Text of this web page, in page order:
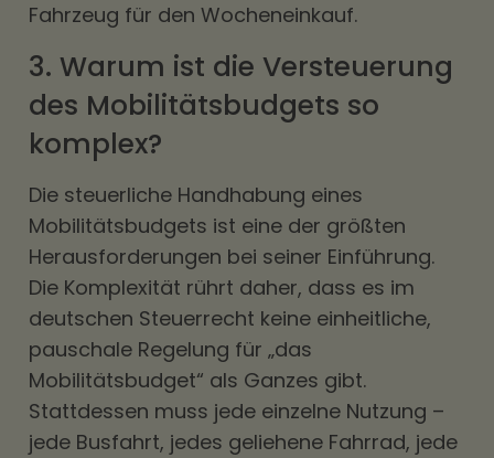
Fahrzeug für den Wocheneinkauf.
3. Warum ist die Versteuerung
des Mobilitätsbudgets so
komplex?
Die steuerliche Handhabung eines
Mobilitätsbudgets ist eine der größten
Herausforderungen bei seiner Einführung.
Die Komplexität rührt daher, dass es im
deutschen Steuerrecht keine einheitliche,
pauschale Regelung für „das
Mobilitätsbudget“ als Ganzes gibt.
Stattdessen muss jede einzelne Nutzung –
jede Busfahrt, jedes geliehene Fahrrad, jede